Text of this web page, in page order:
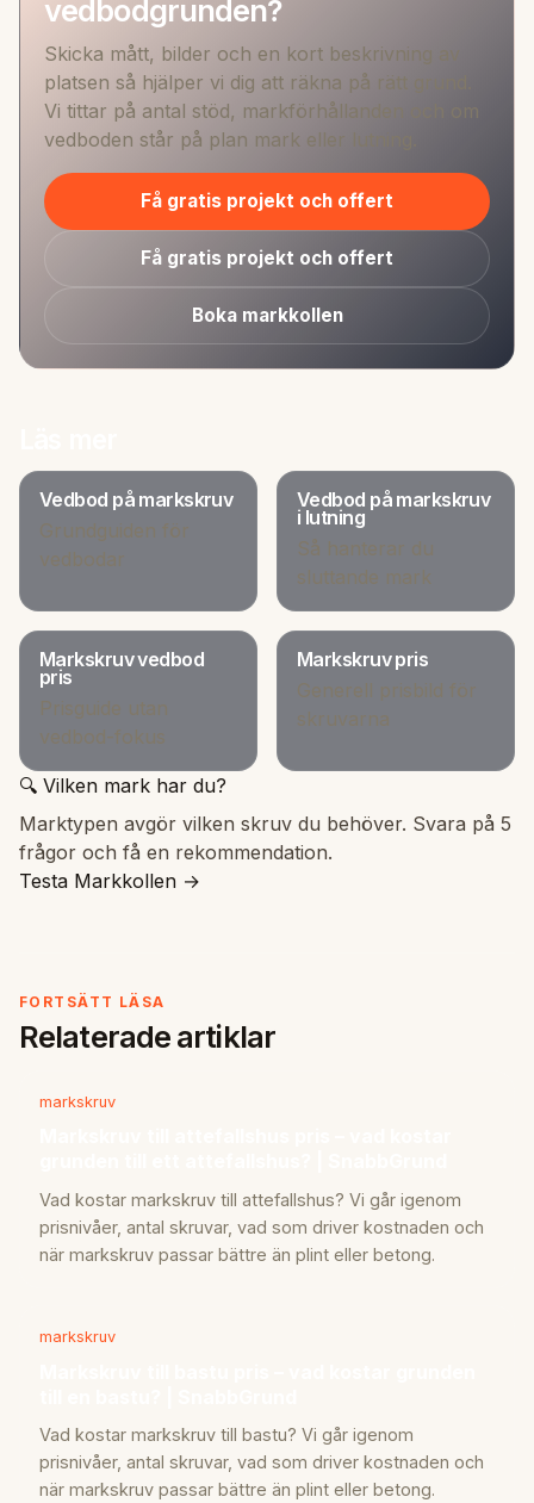
vedbodgrunden?
Skicka mått, bilder och en kort beskrivning av
platsen så hjälper vi dig att räkna på rätt grund.
Vi tittar på antal stöd, markförhållanden och om
vedboden står på plan mark eller lutning.
Få gratis projekt och offert
Få gratis projekt och offert
Boka markkollen
Vedbod på markskruv
Grundguiden för
vedbodar
Vedbod på markskruv
i lutning
Så hanterar du
sluttande mark
Markskruv vedbod
pris
Prisguide utan
vedbod-fokus
Markskruv pris
Generell prisbild för
skruvarna
🔍 Vilken mark har du?
Marktypen avgör vilken skruv du behöver. Svara på 5
frågor och få en rekommendation.
Testa Markkollen →
FORTSÄTT LÄSA
Relaterade artiklar
markskruv
Vad kostar markskruv till attefallshus? Vi går igenom
prisnivåer, antal skruvar, vad som driver kostnaden och
när markskruv passar bättre än plint eller betong.
markskruv
Vad kostar markskruv till bastu? Vi går igenom
prisnivåer, antal skruvar, vad som driver kostnaden och
när markskruv passar bättre än plint eller betong.